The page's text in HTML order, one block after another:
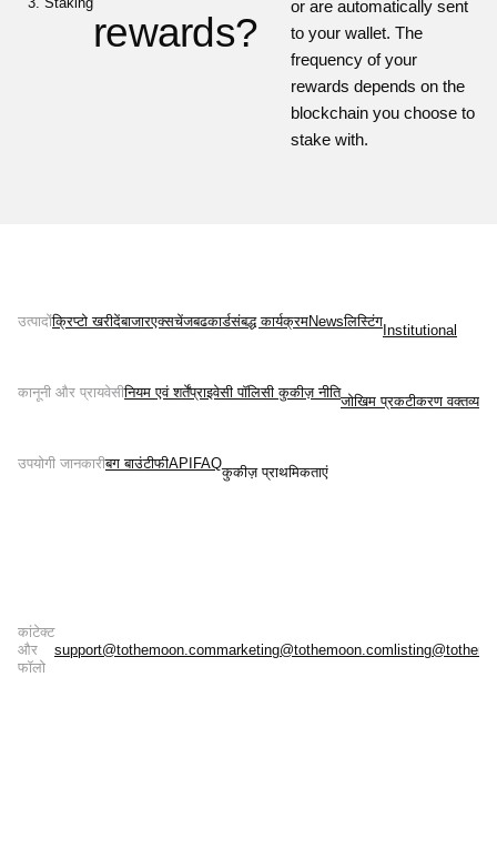
rewards?
or are automatically sent
to your wallet. The
frequency of your
rewards depends on the
blockchain you choose to
stake with.
उत्पादोंक्रिप्टो खरीदेंबाजारएक्सचेंजबढकार्डसंबद्ध कार्यक्रमNewsलिस्टिंग
Institutional
कानूनी और प्रायवेसीनियम एवं शर्तेंप्राइवेसी पॉलिसी कुकीज़ नीति
जोखिम प्रकटीकरण वक्तव्य
उपयोगी जानकारीबग बाउंटीफीAPI FAQ
कुकीज़ प्राथमिकताएं
कांटेक्ट
और
फॉलो
support@tothemoon.commarketing@tothemoon.com